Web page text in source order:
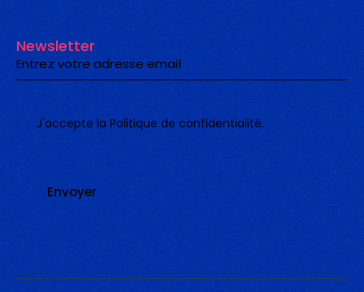
Newsletter
J'accepte laPolitique de confidentialité.